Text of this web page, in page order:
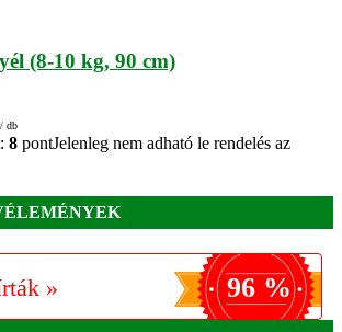
(8-10 kg, 90 cm)
db
8 pontJelenleg nem adható le rendelés az
» 96 %